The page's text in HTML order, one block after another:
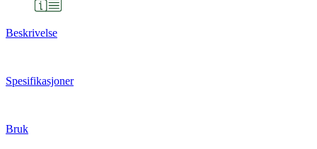
Beskrivelse
Spesifikasjoner
Bruk